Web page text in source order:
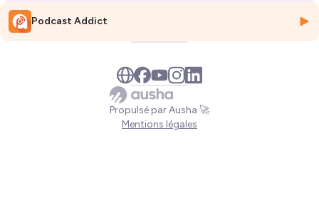
- Instagram : @alvinbouazzaoui
- LinkedIn :https://www.linkedin.com/in/alvin-bouazzaoui-4a3915b4/
Tous les épisodes de Principes Fondamentaux sont accessibles sur les
principales plateformes de podcasts et ici :
https://alexandrepenot.fr/podcast/
Podcast Addict
Propulsé par Ausha 🚀
Mentions légales